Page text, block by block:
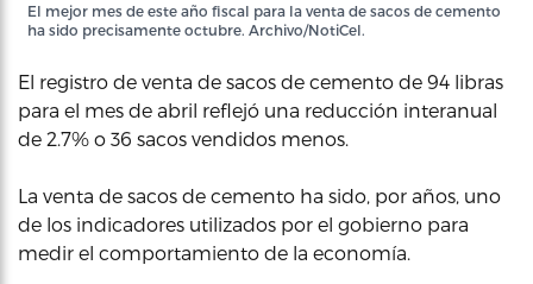
El mejor mes de este año fiscal para la venta de sacos de cemento
ha sido precisamente octubre. Archivo/NotiCel.
El registro de venta de sacos de cemento de 94 libras
para el mes de abril reflejó una reducción interanual
de 2.7% o 36 sacos vendidos menos.
La venta de sacos de cemento ha sido, por años, uno
de los indicadores utilizados por el gobierno para
medir el comportamiento de la economía.